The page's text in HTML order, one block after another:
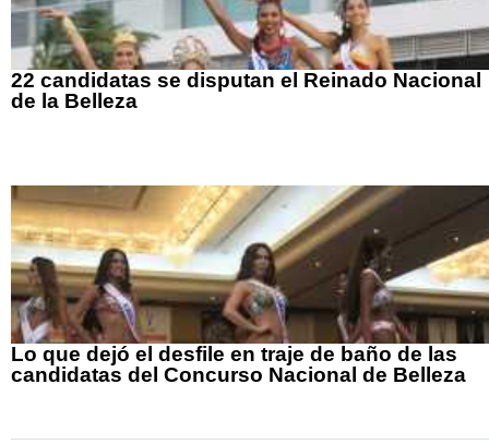
22 candidatas se disputan el Reinado Nacional
de la Belleza
Lo que dejó el desfile en traje de baño de las
candidatas del Concurso Nacional de Belleza